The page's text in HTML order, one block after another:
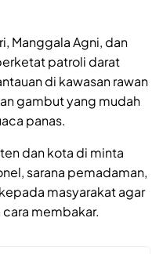
Manggala Agni, dan
patroli darat
di kawasan rawan
gambut yang mudah
panas.
dan kota di minta
sarana pemadaman,
masyarakat agar
membakar.